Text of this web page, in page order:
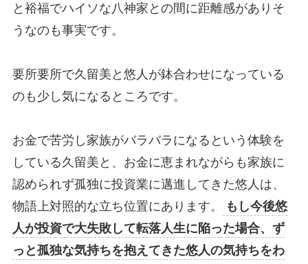
と裕福でハイソな八神家との間に距離感がありそ
うなのも事実です。
要所要所で久留美と悠人が鉢合わせになっている
のも少し気になるところです。
お金で苦労し家族がバラバラになるという体験を
している久留美と、お金に恵まれながらも家族に
認められず孤独に投資業に邁進してきた悠人は、
物語上対照的な立ち位置にあります。
もし今後悠
人が投資で大失敗して転落人生に陥った場合、ず
っと孤独な気持ちを抱えてきた悠人の気持ちをわ